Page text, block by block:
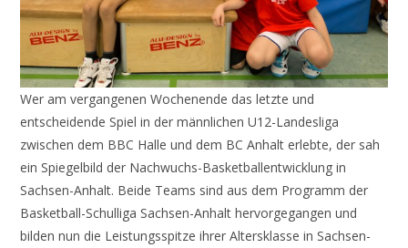
Wer am vergangenen Wochenende das letzte und
entscheidende Spiel in der männlichen U12-Landesliga
zwischen dem BBC Halle und dem BC Anhalt erlebte, der sah
ein Spiegelbild der Nachwuchs-Basketballentwicklung in
Sachsen-Anhalt. Beide Teams sind aus dem Programm der
Basketball-Schulliga Sachsen-Anhalt hervorgegangen und
bilden nun die Leistungsspitze ihrer Altersklasse in Sachsen-